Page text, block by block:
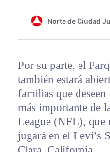
Por su parte, el
también estará
familias que
más importante de
League (NFL), que
jugará en el Levi’s